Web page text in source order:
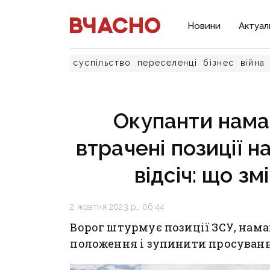
Новини
суспільство переселенці бізнес війна
Окупанти
втрачені позиції
відсіч: що
2 жовтня 2023 р., 06:44
Ворог штурмує позиції ЗСУ,
положення і зупинити